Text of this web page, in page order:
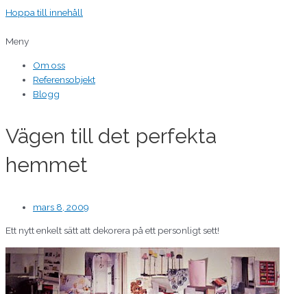
Hoppa till innehåll
Meny
Om oss
Referensobjekt
Blogg
Vägen till det perfekta
hemmet
mars 8, 2009
Ett nytt enkelt sätt att dekorera på ett personligt sett!